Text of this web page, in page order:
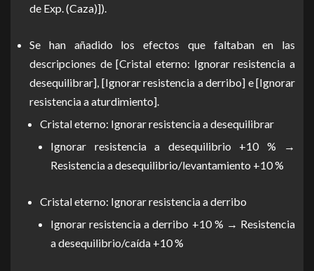
de Exp. (Caza)]).
Se han añadido los efectos que faltaban en las
descripciones de [Cristal eterno: Ignorar resistencia a
desequilibrar], [Ignorar resistencia a derribo] e [Ignorar
resistencia a aturdimiento].
Cristal eterno: Ignorar resistencia a desequilibrar
Ignorar resistencia a desequilibrio +10 % →
Resistencia a desequilibrio/levantamiento +10 %
Cristal eterno: Ignorar resistencia a derribo
Ignorar resistencia a derribo +10 % → Resistencia
a desequilibrio/caída +10 %